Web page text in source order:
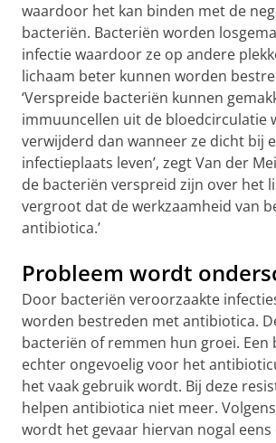
waardoor het kan binden met de
bacteriën. Bacteriën worden
infectie waardoor ze op andere
lichaam beter kunnen worden
‘Verspreide bacteriën kunnen
immuuncellen uit de bloedcirculatie
verwijderd dan wanneer ze dicht bij
infectieplaats leven’, zegt Van der
de bacteriën verspreid zijn over het
vergroot dat de werkzaamheid van
antibiotica.’
Probleem wordt
Door bacteriën veroorzaakte
worden bestreden met antibiotica.
bacteriën of remmen hun groei. Een
echter ongevoelig voor het
het vaak gebruik wordt. Bij deze
helpen antibiotica niet meer.
wordt het gevaar hiervan nogal eens